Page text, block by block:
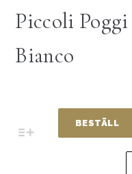
Piccoli Poggi
Bianco
BESTÄLL